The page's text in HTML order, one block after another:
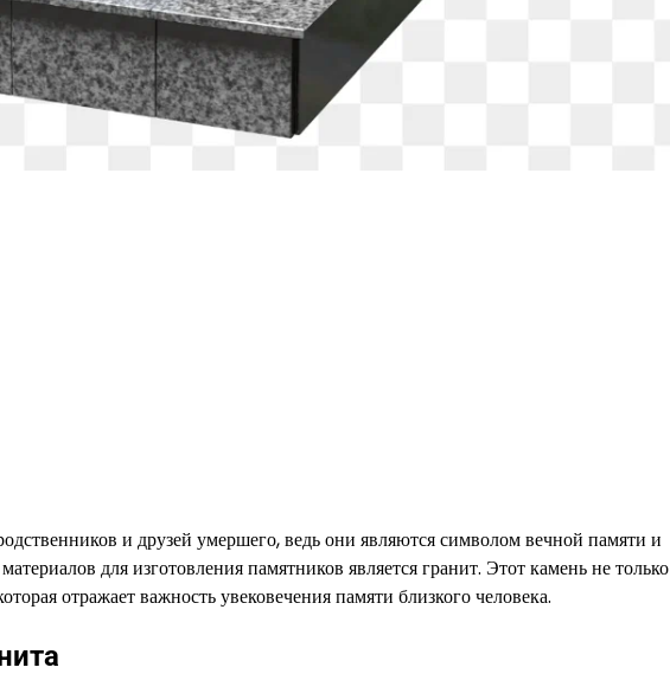
и друзей умершего, ведь они являются символом вечной памяти и
для изготовления памятников является гранит. Этот камень не только
отражает важность увековечения памяти близкого человека.